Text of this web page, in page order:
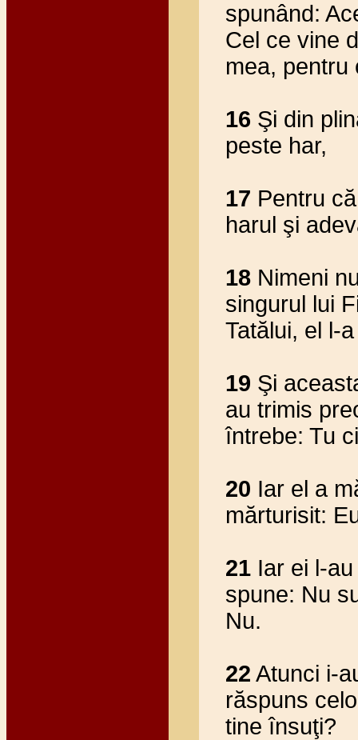
spunând:
Cel ce vine
mea, pentru
16 Şi din
peste har,
17 Pentru
harul şi
18 Nimeni
singurul lui
Tatălui, el l-
19 Şi
au trimis
întrebe: Tu
20 Iar el a
mărturisit:
21 Iar ei l-
spune: Nu
Nu.
22 Atunci i-
răspuns
tine însuţi?